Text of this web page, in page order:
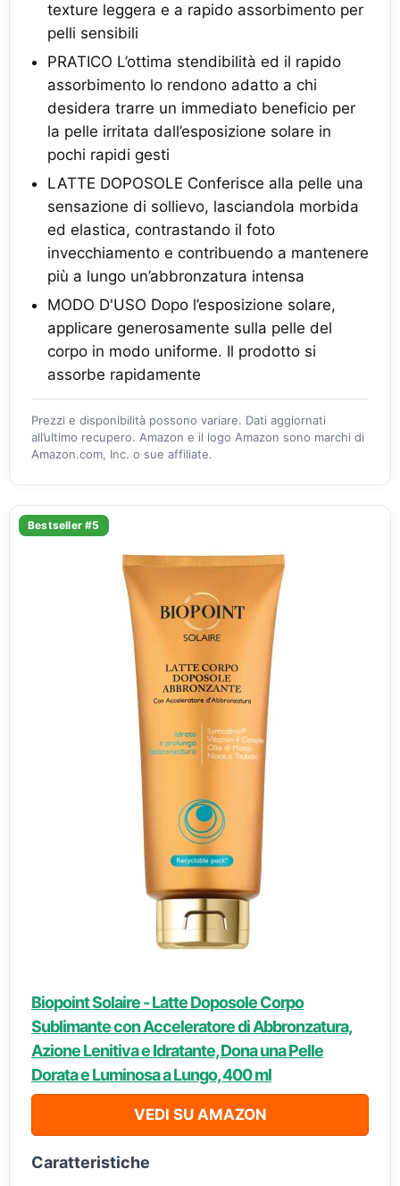
texture leggera e a rapido assorbimento per
pelli sensibili
PRATICO L’ottima stendibilità ed il rapido
assorbimento lo rendono adatto a chi
desidera trarre un immediato beneficio per
la pelle irritata dall’esposizione solare in
pochi rapidi gesti
LATTE DOPOSOLE Conferisce alla pelle una
sensazione di sollievo, lasciandola morbida
ed elastica, contrastando il foto
invecchiamento e contribuendo a mantenere
più a lungo un’abbronzatura intensa
MODO D'USO Dopo l’esposizione solare,
applicare generosamente sulla pelle del
corpo in modo uniforme. Il prodotto si
assorbe rapidamente
Prezzi e disponibilità possono variare. Dati aggiornati
all’ultimo recupero. Amazon e il logo Amazon sono marchi di
Amazon.com, Inc. o sue affiliate.
Bestseller #5
Biopoint Solaire - Latte Doposole Corpo
Sublimante con Acceleratore di Abbronzatura,
Azione Lenitiva e Idratante, Dona una Pelle
Dorata e Luminosa a Lungo, 400 ml
VEDI SU AMAZON
Caratteristiche